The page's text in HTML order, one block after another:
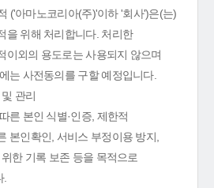
('아마노코리아(주)'이하 '회사')은(는)
을 위해 처리합니다. 처리한
이외의 용도로는 사용되지 않으며
는 사전동의를 구할 예정입니다.
관리
른 본인 식별·인증, 제한적
본인확인, 서비스 부정이용 방지,
한 기록 보존 등을 목적으로
.